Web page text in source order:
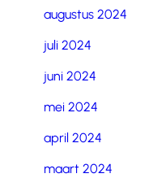
augustus 2024
juli 2024
juni 2024
mei 2024
april 2024
maart 2024